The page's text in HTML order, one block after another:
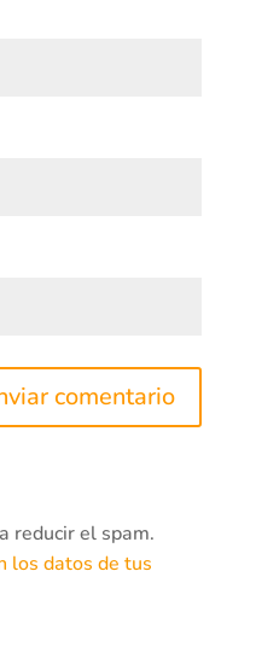
reducir el spam.
los datos de tus